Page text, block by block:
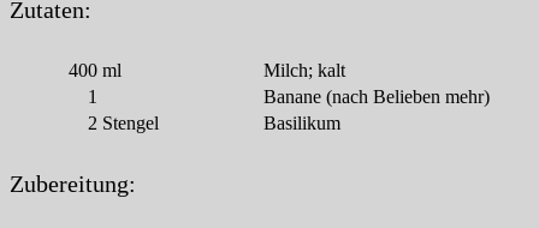
Zutaten:
400 ml
Milch; kalt
1
Banane (nach Belieben mehr)
2 Stengel Basilikum
Zubereitung: